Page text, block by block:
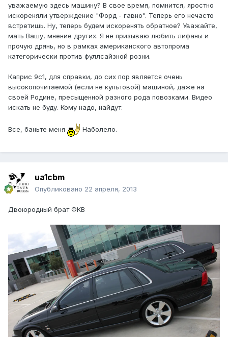
уважаемую здесь машину? В свое время, помнится, яростно
искореняли утверждение "Форд - гавно". Теперь его нечасто
встретишь. Ну, теперь будем искоренять обратное? Уважайте,
мать Вашу, мнение других. Я не призываю любить лифаны и
прочую дрянь, но в рамках американского автопрома
категорически против фуллсайзной розни.
Каприс 9с1, для справки, до сих пор является очень
высокопочитаемой (если не культовой) машиной, даже на
своей Родине, пресыщенной разного рода повозками. Видео
искать не буду. Кому надо, найдут.
Все, баньте меня Наболело.
ua1cbm
Опубликовано 22 апреля, 2013
Двоюродный брат ФКВ